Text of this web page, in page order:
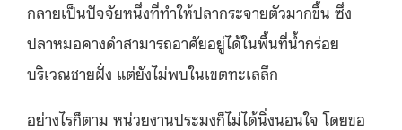
กลายเป็นปัจจัยหนึ่งที่ทำให้ปลากระจายตัวมากขึ้น ซึ่ง
ปลาหมอคางดำสามารถอาศัยอยู่ได้ในพื้นที่น้ำกร่อย
บริเวณชายฝั่ง แต่ยังไม่พบในเขตทะเลลึก
อย่างไรก็ตาม หน่วยงานประมงก็ไม่ได้นิ่งนอนใจ โดยขอ